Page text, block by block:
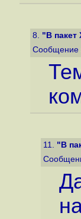
8. "В пакет
Сообщение
11. "В